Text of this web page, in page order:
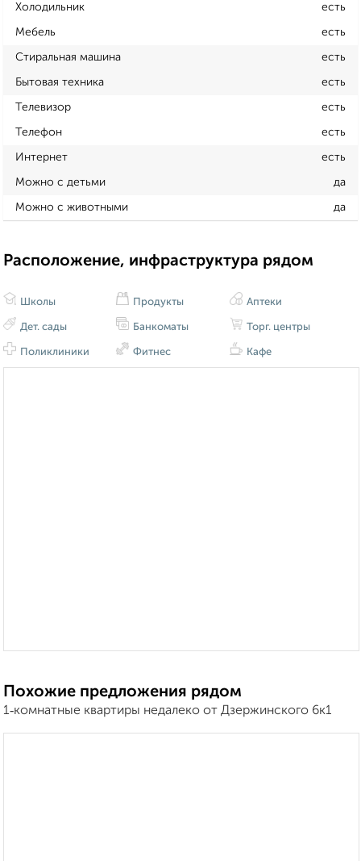
Холодильник есть
Мебель есть
Стиральная машина есть
Бытовая техника есть
Телевизор есть
Телефон есть
Интернет есть
Можно с детьми да
Можно с животными да
Расположение, инфраструктура рядом
Школы
Дет. сады
Поликлиники
Продукты
Банкоматы
Фитнес
Аптеки
Торг. центры
Кафе
Похожие предложения рядом
1‑комнатные квартиры недалеко от Дзержинского 6к1